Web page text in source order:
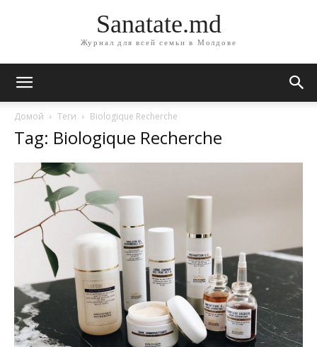
Sanatate.md
Журнал для всей семьи в Молдове
Домой Теги Biologique Recherche
Tag: Biologique Recherche